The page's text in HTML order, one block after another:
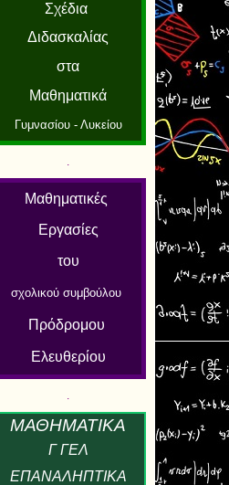
Σχέδια
Διδασκαλίας
στα
Μαθηματικά
Γυμνασίου - Λυκείου
.
Μαθηματικές
Εργασίες
του
σχολικού συμβούλου
Πρόδρομου
Ελευθερίου
.
ΜΑΘΗΜΑΤΙΚΑ
Γ ΓΕΛ
ΕΠΑΝΑΛΗΠΤΙΚΑ